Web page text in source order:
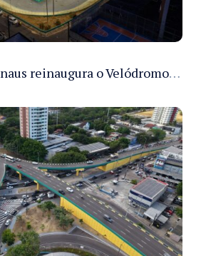
Prefeitura de Manaus reinaugura o Velódromo Professora Alzira Campos e entrega espaço esportivo totalmente revitalizado